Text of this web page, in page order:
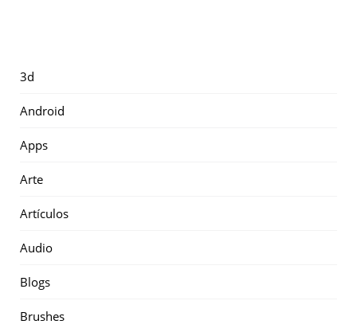
3d
Android
Apps
Arte
Artículos
Audio
Blogs
Brushes